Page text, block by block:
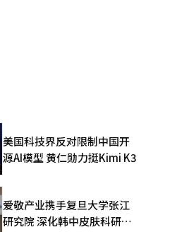
美国科技界反对限制中国开
源AI模型 黄仁勋力挺Kimi K3
爱敬产业携手复旦大学张江
研究院 深化韩中皮肤科研合